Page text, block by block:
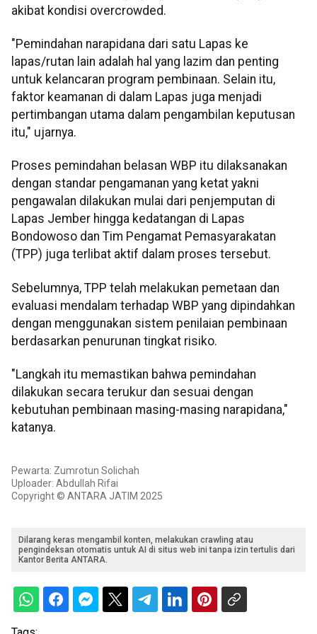
akibat kondisi overcrowded.
"Pemindahan narapidana dari satu Lapas ke
lapas/rutan lain adalah hal yang lazim dan penting
untuk kelancaran program pembinaan. Selain itu,
faktor keamanan di dalam Lapas juga menjadi
pertimbangan utama dalam pengambilan keputusan
itu," ujarnya.
Proses pemindahan belasan WBP itu dilaksanakan
dengan standar pengamanan yang ketat yakni
pengawalan dilakukan mulai dari penjemputan di
Lapas Jember hingga kedatangan di Lapas
Bondowoso dan Tim Pengamat Pemasyarakatan
(TPP) juga terlibat aktif dalam proses tersebut.
Sebelumnya, TPP telah melakukan pemetaan dan
evaluasi mendalam terhadap WBP yang dipindahkan
dengan menggunakan sistem penilaian pembinaan
berdasarkan penurunan tingkat risiko.
"Langkah itu memastikan bahwa pemindahan
dilakukan secara terukur dan sesuai dengan
kebutuhan pembinaan masing-masing narapidana,"
katanya.
Pewarta: Zumrotun Solichah
Uploader: Abdullah Rifai
Copyright © ANTARA JATIM 2025
Dilarang keras mengambil konten, melakukan crawling atau
pengindeksan otomatis untuk AI di situs web ini tanpa izin tertulis dari
Kantor Berita ANTARA.